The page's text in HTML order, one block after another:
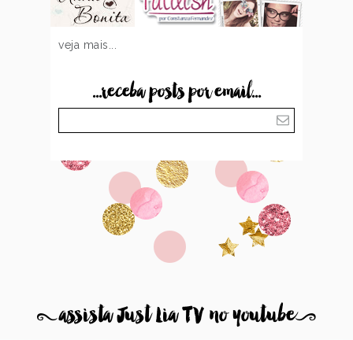
veja mais...
...receba posts por email...
8assista Just Lia TV no youtube9